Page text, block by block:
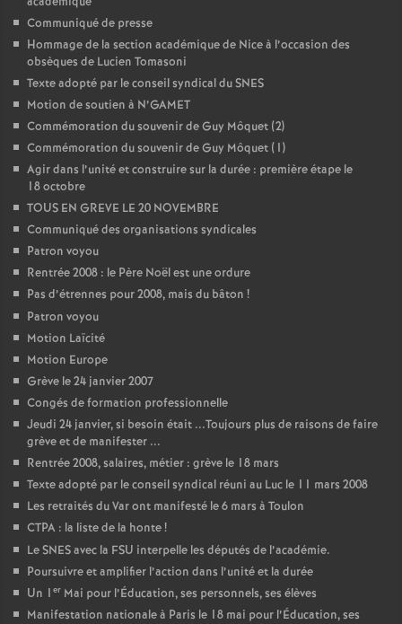
Communiqué de presse
Hommage de la section académique de Nice à l’occasion des
obsèques de Lucien Tomasoni
Texte adopté par le conseil syndical du SNES
Motion de soutien à N’GAMET
Commémoration du souvenir de Guy Môquet (2)
Commémoration du souvenir de Guy Môquet (1)
Agir dans l’unité et construire sur la durée : première étape le
18 octobre
TOUS EN GREVE LE 20 NOVEMBRE
Communiqué des organisations syndicales
Patron voyou
Rentrée 2008 : le Père Noël est une ordure
Pas d’étrennes pour 2008, mais du bâton !
Patron voyou
Motion Laïcité
Motion Europe
Grève le 24 janvier 2007
Congés de formation professionnelle
Jeudi 24 janvier, si besoin était ...Toujours plus de raisons de faire
grève et de manifester ...
Rentrée 2008, salaires, métier : grève le 18 mars
Texte adopté par le conseil syndical réuni au Luc le 11 mars 2008
Les retraités du Var ont manifesté le 6 mars à Toulon
CTPA : la liste de la honte!
Le SNES avec la FSU interpelle les députés de l’académie.
Poursuivre et amplifier l’action dans l’unité et la durée
Un 1 er Mai pour l’Éducation, ses personnels, ses élèves
Manifestation nationale à Paris le 18 mai pour l’Éducation, ses